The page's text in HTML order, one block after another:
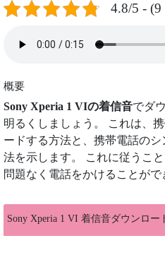
4.8/5 - (9
概要
Sony Xperia 1 VIの着信音でダ
明るくしましょう。 これは、
ードする方法と、携帯電話の
法を示します。 これに従うこ
問題なく電話をかけることがで
Sony Xperia 1 VI 着信音ダウンロー